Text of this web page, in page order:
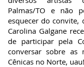
Palmas/TO e não
esquecer do convite,
Carolina Galgane
de participar pela
conversar sobre as
Cênicas no Norte, uau!